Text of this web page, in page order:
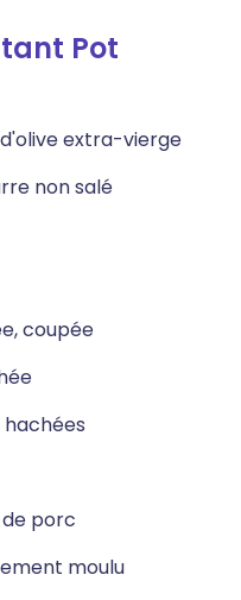
Pot
extra-vierge
non salé
coupée
hachées
porc
moulu